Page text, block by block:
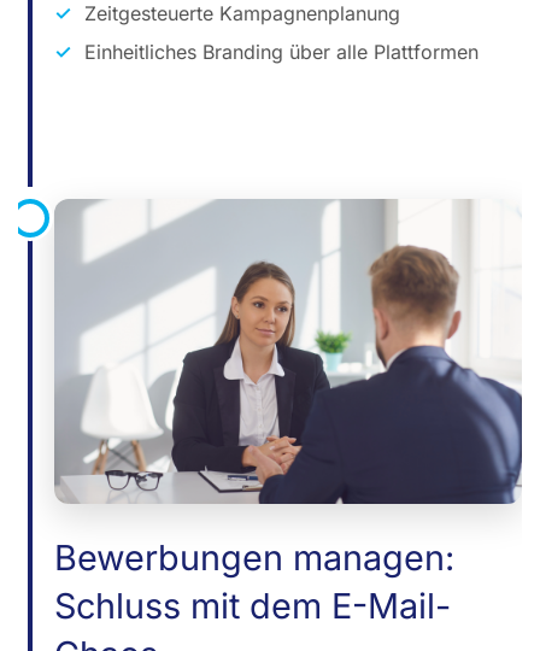
Zeitgesteuerte Kampagnenplanung
Einheitliches Branding über alle Plattformen
Bewerbungen managen:
Schluss mit dem E-Mail-